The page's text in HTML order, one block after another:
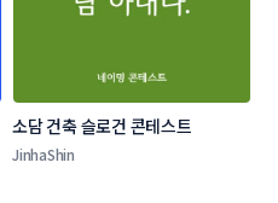
소담 건축 슬로건 콘테스트
JinhaShin